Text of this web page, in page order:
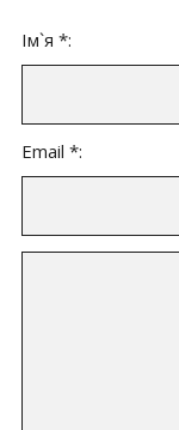
Ім`я *:
Email *: